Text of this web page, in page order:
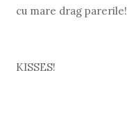
cu mare drag parerile!
KISSES!